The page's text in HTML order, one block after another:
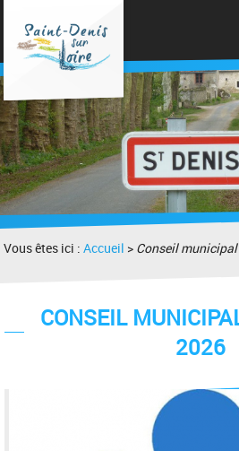
Vous êtes ici :Accueil > Conseil
CONSEIL
2026